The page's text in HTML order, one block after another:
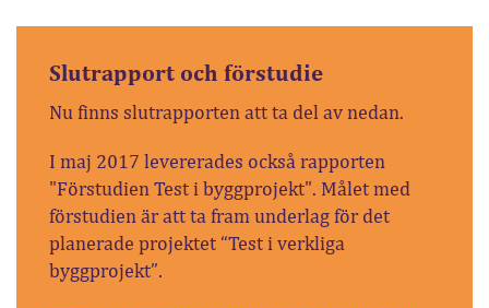
Slutrapport och förstudie
Nu finns slutrapporten att ta del av nedan.
I maj 2017 levererades också rapporten
"Förstudien Test i byggprojekt". Målet med
förstudien är att ta fram underlag för det
planerade projektet “Test i verkliga
byggprojekt”.